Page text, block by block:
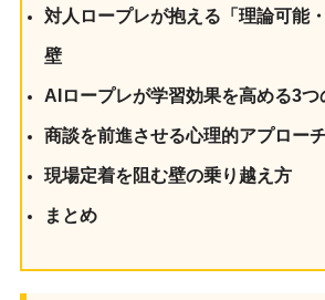
対人ロープレが抱える「理論可能
壁
AIロープレが学習効果を高める3つ
商談を前進させる心理的アプロー
現場定着を阻む壁の乗り越え方
まとめ